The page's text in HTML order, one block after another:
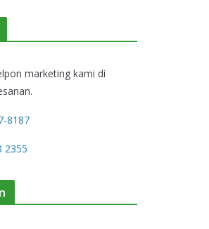
marketing kami di
8187
2355